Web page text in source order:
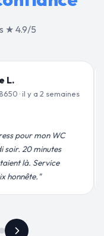
★ 4.9/5
C.
· il y a 3 semaines
chauffe-eau en
pro, devis
Je